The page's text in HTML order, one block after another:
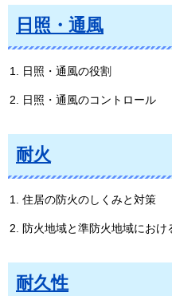
日照・通風
日照・通風の役割
日照・通風のコントロール
耐火
住居の防火のしくみと対策
防火地域と準防火地域におけ
耐久性